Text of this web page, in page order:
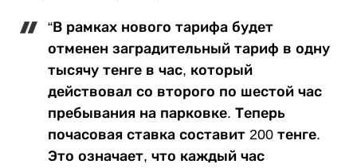
“В рамках нового тарифа будет
отменен заградительный тариф в одну
тысячу тенге в час, который
действовал со второго по шестой час
пребывания на парковке. Теперь
почасовая ставка составит 200 тенге.
Это означает, что каждый час